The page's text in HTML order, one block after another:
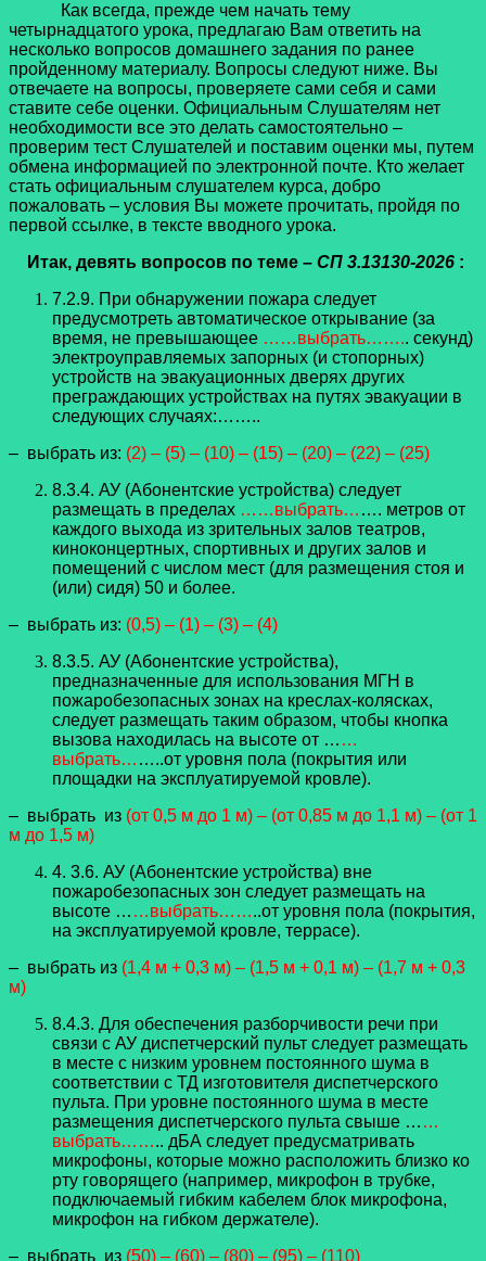
Как всегда, прежде чем начать тему
четырнадцатого урока, предлагаю Вам ответить на
несколько вопросов домашнего задания по ранее
пройденному материалу. Вопросы следуют ниже. Вы
отвечаете на вопросы, проверяете сами себя и сами
ставите себе оценки. Официальным Слушателям нет
необходимости все это делать самостоятельно –
проверим тест Слушателей и поставим оценки мы, путем
обмена информацией по электронной почте. Кто желает
стать официальным слушателем курса, добро
пожаловать – условия Вы можете прочитать, пройдя по
первой ссылке, в тексте вводного урока.
Итак, девять вопросов по теме – СП 3.13130-2026:
7.2.9. При обнаружении пожара следует
предусмотреть автоматическое открывание (за
время, не превышающее ……выбрать…….. секунд)
электроуправляемых запорных (и стопорных)
устройств на эвакуационных дверях других
преграждающих устройствах на путях эвакуации в
следующих случаях:……..
– выбрать из: (2) – (5) – (10) – (15) – (20) – (22) – (25)
8.3.4. АУ (Абонентские устройства) следует
размещать в пределах ……выбрать… …. метров от
каждого выхода из зрительных залов театров,
киноконцертных, спортивных и других залов и
помещений с числом мест (для размещения стоя и
(или) сидя) 50 и более.
– выбрать из: (0,5) – (1) – (3) – (4)
8.3.5. АУ (Абонентские устройства),
предназначенные для использования МГН в
пожаробезопасных зонах на креслах-колясках,
следует размещать таким образом, чтобы кнопка
вызова находилась на высоте от … …
выбрать… …..от уровня пола (покрытия или
площадки на эксплуатируемой кровле).
– выбрать из (от 0,5 м до 1 м) – (от 0,85 м до 1,1 м) – (от 1
м до 1,5 м)
4. 3.6. АУ (Абонентские устройства) вне
пожаробезопасных зон следует размещать на
высоте … …выбрать……..от уровня пола (покрытия,
на эксплуатируемой кровле, террасе).
– выбрать из (1,4 м + 0,3 м) – (1,5 м + 0,1 м) – (1,7 м + 0,3
м)
8.4.3. Для обеспечения разборчивости речи при
связи с АУ диспетчерский пульт следует размещать
в месте с низким уровнем постоянного шума в
соответствии с ТД изготовителя диспетчерского
пульта. При уровне постоянного шума в месте
размещения диспетчерского пульта свыше … …
выбрать…….. дБА следует предусматривать
микрофоны, которые можно расположить близко ко
рту говорящего (например, микрофон в трубке,
подключаемый гибким кабелем блок микрофона,
микрофон на гибком держателе).
– выбрать из (50) – (60) – (80) – (95) – (110)